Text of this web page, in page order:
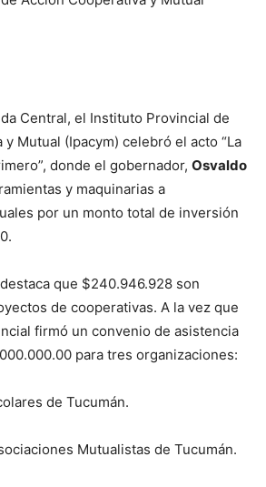
Central, el Instituto Provincial de
Mutual (Ipacym) celebró el acto “La
donde el gobernador, Osvaldo
y maquinarias a
por un monto total de inversión
que $240.946.928 son
de cooperativas. A la vez que
firmó un convenio de asistencia
para tres organizaciones:
de Tucumán.
Mutualistas de Tucumán.